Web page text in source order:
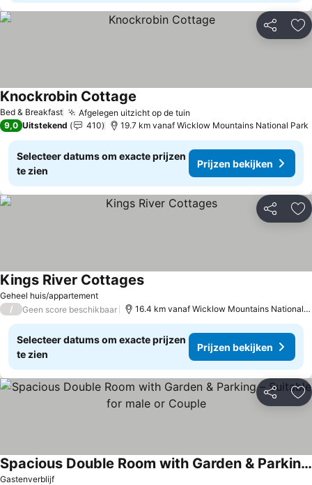
Delen
Bed & Breakfast Afgelegen uitzicht op de tuin
Knockrobin Cottage
9,0 Uitstekend 410 19.7 km vanaf Wicklow Mountains National Park
Selecteer datums om exacte prijzen
te zien
Prijzen bekijken
Delen
Geheel huis/appartement
Kings River Cottages
/ Geen score beschikbaar 16.4 km vanaf Wicklow Mountains National Park
Selecteer datums om exacte prijzen
te zien
Prijzen bekijken
Delen
Gastenverblijf
Spacious Double Room with Garden & Parking – Suitable for male or Couple